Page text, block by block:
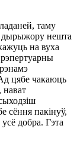
таму
нешта
на вуха
цябе чакаюць
нават
сёння пакінуў,
добра. Гэта